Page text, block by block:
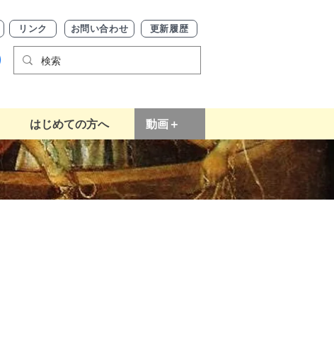
リンク お問い合わせ 更新履歴
はじめての方へ 動画＋